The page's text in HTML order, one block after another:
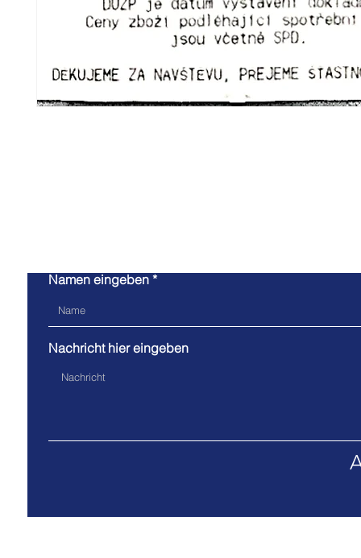
Namen eingeben
Nachricht hier eingeben